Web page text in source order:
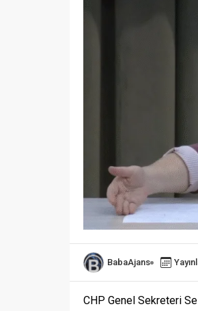
BabaAjans
CHP Genel Sekreteri